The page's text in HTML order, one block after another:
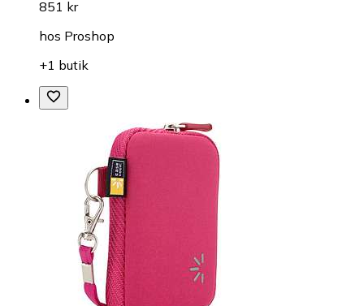
851 kr
hos Proshop
+1 butik